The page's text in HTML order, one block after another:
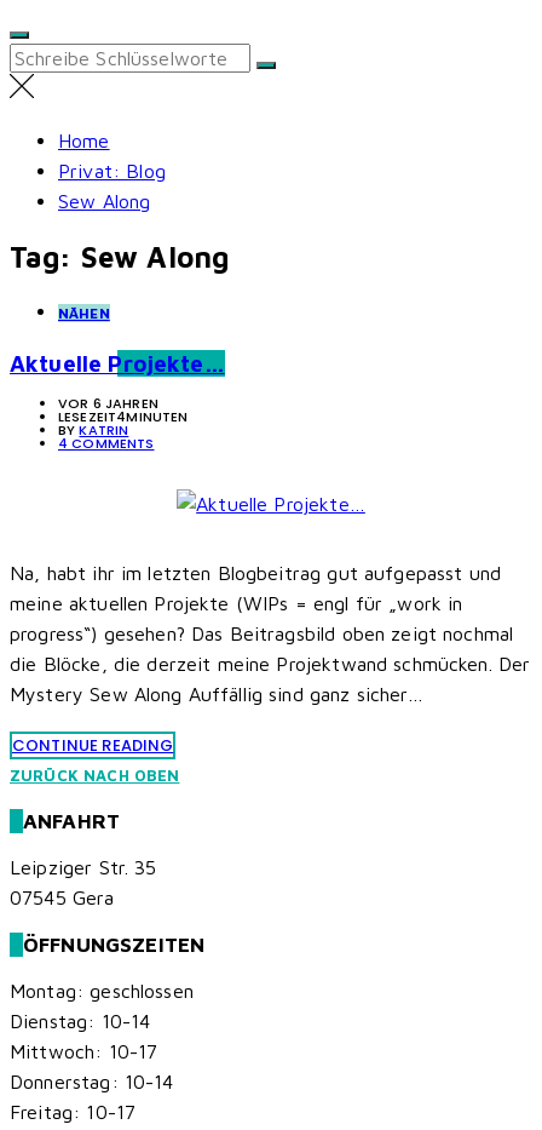
Search
for:
Home
Privat: Blog
Sew Along
Tag: Sew Along
NÄHEN
Aktuelle Projekte…
VOR 6 JAHREN
LESEZEIT4MINUTEN
BYKATRIN
4 COMMENTS
Na, habt ihr im letzten Blogbeitrag gut aufgepasst und
meine aktuellen Projekte (WIPs = engl für „work in
progress“) gesehen? Das Beitragsbild oben zeigt nochmal
die Blöcke, die derzeit meine Projektwand schmücken. Der
Mystery Sew Along Auffällig sind ganz sicher…
CONTINUE READING
ZURÜCK NACH OBEN
ANFAHRT
Leipziger Str. 35
07545 Gera
ÖFFNUNGSZEITEN
Montag: geschlossen
Dienstag: 10-14
Mittwoch: 10-17
Donnerstag: 10-14
Freitag: 10-17